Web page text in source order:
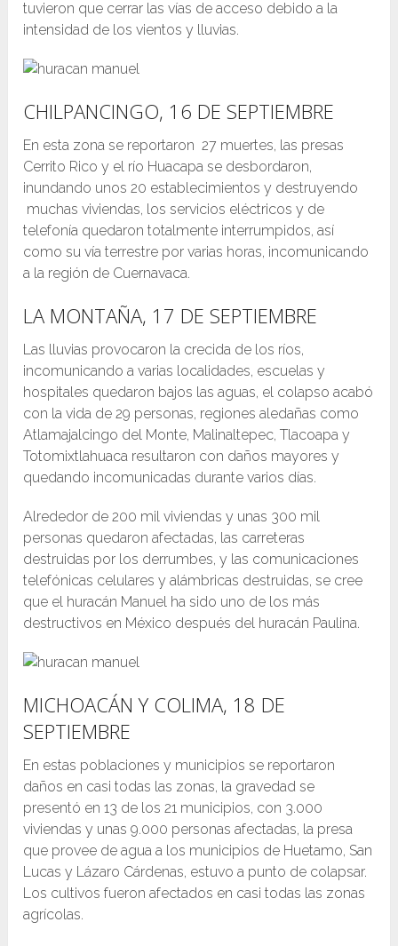
tuvieron que cerrar las vías de acceso debido a la
intensidad de los vientos y lluvias.
CHILPANCINGO, 16 DE SEPTIEMBRE
En esta zona se reportaron 27 muertes, las presas
Cerrito Rico y el río Huacapa se desbordaron,
inundando unos 20 establecimientos y destruyendo
muchas viviendas, los servicios eléctricos y de
telefonía quedaron totalmente interrumpidos, así
como su vía terrestre por varias horas, incomunicando
a la región de Cuernavaca.
LA MONTAÑA, 17 DE SEPTIEMBRE
Las lluvias provocaron la crecida de los ríos,
incomunicando a varias localidades, escuelas y
hospitales quedaron bajos las aguas, el colapso acabó
con la vida de 29 personas, regiones aledañas como
Atlamajalcingo del Monte, Malinaltepec, Tlacoapa y
Totomixtlahuaca resultaron con daños mayores y
quedando incomunicadas durante varios días.
Alrededor de 200 mil viviendas y unas 300 mil
personas quedaron afectadas, las carreteras
destruidas por los derrumbes, y las comunicaciones
telefónicas celulares y alámbricas destruidas, se cree
que el huracán Manuel ha sido uno de los más
destructivos en México después del huracán Paulina.
MICHOACÁN Y COLIMA, 18 DE
SEPTIEMBRE
En estas poblaciones y municipios se reportaron
daños en casi todas las zonas, la gravedad se
presentó en 13 de los 21 municipios, con 3.000
viviendas y unas 9.000 personas afectadas, la presa
que provee de agua a los municipios de Huetamo, San
Lucas y Lázaro Cárdenas, estuvo a punto de colapsar.
Los cultivos fueron afectados en casi todas las zonas
agrícolas.